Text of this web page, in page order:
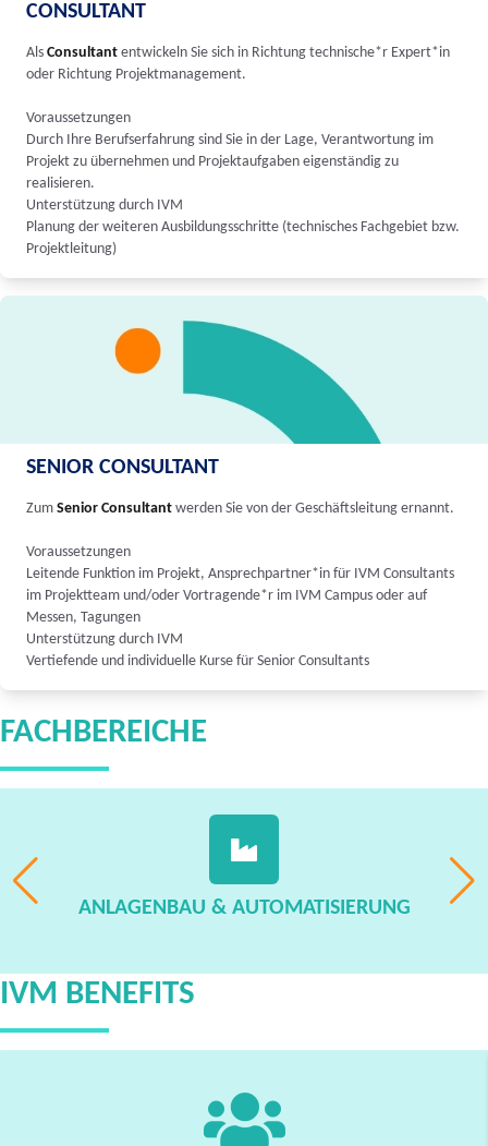
CONSULTANT
Als Consultant entwickeln Sie sich in Richtung technische*r Expert*in
oder Richtung Projektmanagement.
Voraussetzungen
Durch Ihre Berufserfahrung sind Sie in der Lage, Verantwortung im
Projekt zu übernehmen und Projektaufgaben eigenständig zu
realisieren.
Unterstützung durch IVM
Planung der weiteren Ausbildungsschritte (technisches Fachgebiet bzw.
Projektleitung)
SENIOR CONSULTANT
Zum Senior Consultant werden Sie von der Geschäftsleitung ernannt.
Voraussetzungen
Leitende Funktion im Projekt, Ansprechpartner*in für IVM Consultants
im Projektteam und/oder Vortragende*r im IVM Campus oder auf
Messen, Tagungen
Unterstützung durch IVM
Vertiefende und individuelle Kurse für Senior Consultants
FACHBEREICHE
ANLAGENBAU & AUTOMATISIERUNG
IVM BENEFITS